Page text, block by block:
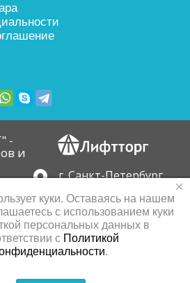
-
и
г. Санкт-Петербург
д.3, корп. 4
Связаться с нами
×
куки. Оставаясь на нашем
с использованием куки
персональных данных в
с Политикой
.